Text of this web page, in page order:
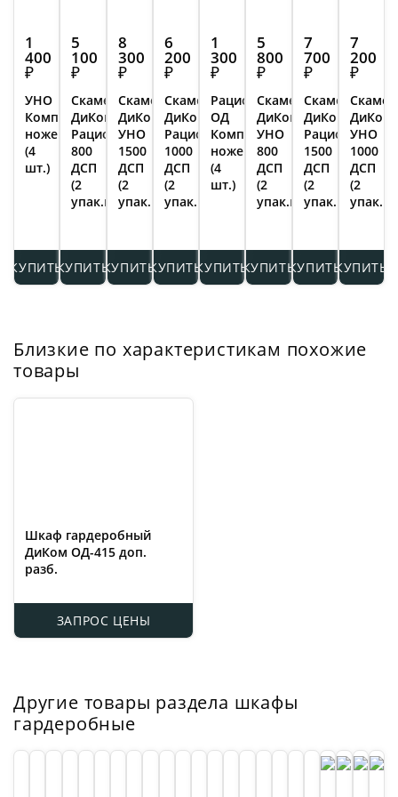
1
400
₽
УНО
Комплект
ножек
(4
шт.)
КУПИТЬ
5
100
₽
Скамейка
ДиКом
Рационал
800
ДСП
(2
упак.места)
КУПИТЬ
8
300
₽
Скамейка
ДиКом
УНО
1500
ДСП
(2
упак.места)
КУПИТЬ
6
200
₽
Скамейка
ДиКом
Рационал
1000
ДСП
(2
упак.места)
КУПИТЬ
1
300
₽
Рационал
ОД
Комплект
ножек
(4
шт.)
КУПИТЬ
5
800
₽
Скамейка
ДиКом
УНО
800
ДСП
(2
упак.места)
КУПИТЬ
7
700
₽
Скамейка
ДиКом
Рационал
1500
ДСП
(2
упак.места)
КУПИТЬ
7
200
₽
ДиКом
УНО
1000
ДСП
(2
КУПИТЬ
Близкие по характеристикам похожие
товары
Шкаф гардеробный
ДиКом ОД-415 доп.
разб.
ЗАПРОС ЦЕНЫ
Другие товары раздела шкафы
гардеробные